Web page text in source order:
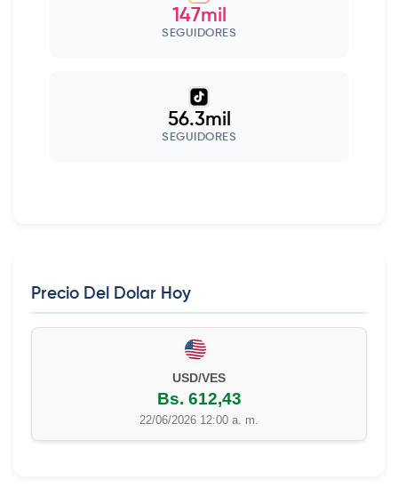
147mil
SEGUIDORES
56.3mil
SEGUIDORES
Precio Del Dolar Hoy
USD/VES
Bs. 612,43
22/06/2026 12:00 a. m.